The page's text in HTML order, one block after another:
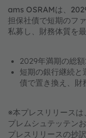
ams OSRAMは、
担保社債で短期のフ
私募し、財務体質を
2029年満期の総
短期の銀行継続と
債で置き換え、財
※本プレスリリースは
プレムシュテッテン
プレスリリースの抄